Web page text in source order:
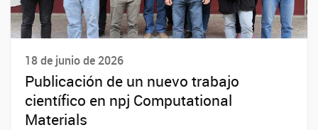
18 de junio de 2026
Publicación de un nuevo trabajo
científico en npj Computational
Materials